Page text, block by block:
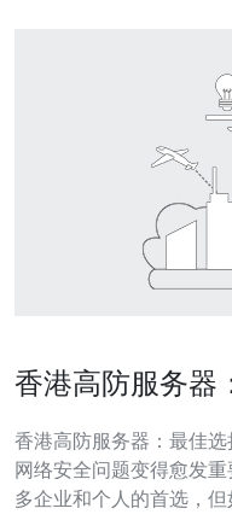
香港高防服务器
香港高防服务器：最佳选择在哪里？ 随
网络安全问题变得愈发
多企业和个人的首选，